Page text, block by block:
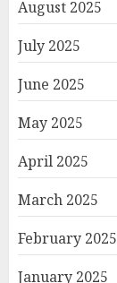
August 2025
July 2025
June 2025
May 2025
April 2025
March 2025
February 2025
January 2025